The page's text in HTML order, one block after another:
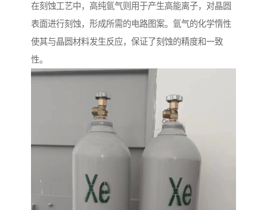
在刻蚀工艺中，高纯氩气则用于产生高能离子，对晶圆
表面进行刻蚀，形成所需的电路图案。氩气的化学惰性
使其与晶圆材料发生反应，保证了刻蚀的精度和一致
性。